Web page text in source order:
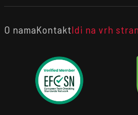
O namaKontaktIdi na vrh